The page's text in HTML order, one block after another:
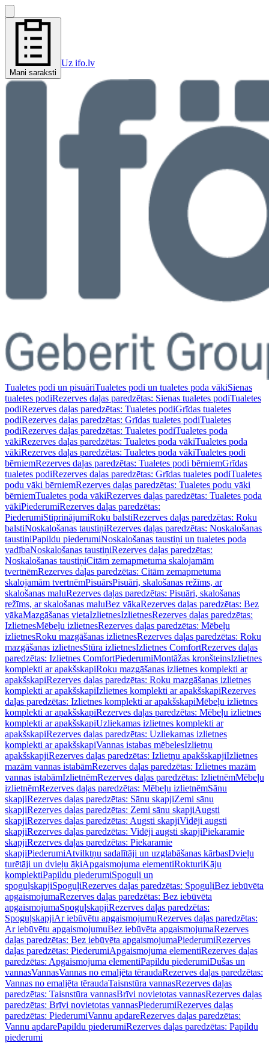
Mani saraksti
Uz ifo.lv
Tualetes podi un pisuāriTualetes podi un tualetes poda vākiSienas
tualetes podiRezerves daļas paredzētas: Sienas tualetes podiTualetes
podiRezerves daļas paredzētas: Tualetes podiGrīdas tualetes
podiRezerves daļas paredzētas: Grīdas tualetes podiTualetes
podiRezerves daļas paredzētas: Tualetes podiTualetes poda
vākiRezerves daļas paredzētas: Tualetes poda vākiTualetes poda
vākiRezerves daļas paredzētas: Tualetes poda vākiTualetes podi
bērniemRezerves daļas paredzētas: Tualetes podi bērniemGrīdas
tualetes podiRezerves daļas paredzētas: Grīdas tualetes podiTualetes
podu vāki bērniemRezerves daļas paredzētas: Tualetes podu vāki
bērniemTualetes poda vākiRezerves daļas paredzētas: Tualetes poda
vākiPiederumiRezerves daļas paredzētas:
PiederumiStiprinājumiRoku balstiRezerves daļas paredzētas: Roku
balstiNoskalošanas taustiņiRezerves daļas paredzētas: Noskalošanas
taustiņiPapildu piederumiNoskalošanas taustiņi un tualetes poda
vadībaNoskalošanas taustiņiRezerves daļas paredzētas:
Noskalošanas taustiņiCitām zemapmetuma skalojamām
tvertnēmRezerves daļas paredzētas: Citām zemapmetuma
skalojamām tvertnēmPisuārsPisuāri, skalošanas režīms, ar
skalošanas maluRezerves daļas paredzētas: Pisuāri, skalošanas
režīms, ar skalošanas maluBez vākaRezerves daļas paredzētas: Bez
vākaMazgāšanas vietaIzlietnesIzlietnesRezerves daļas paredzētas:
IzlietnesMēbeļu izlietnesRezerves daļas paredzētas: Mēbeļu
izlietnesRoku mazgāšanas izlietnesRezerves daļas paredzētas: Roku
mazgāšanas izlietnesStūra izlietnesIzlietnes ComfortRezerves daļas
paredzētas: Izlietnes ComfortPiederumiMontāžas kronšteinsIzlietnes
komplekti ar apakšskapiRoku mazgāšanas izlietnes komplekti ar
apakšskapiRezerves daļas paredzētas: Roku mazgāšanas izlietnes
komplekti ar apakšskapiIzlietnes komplekti ar apakšskapiRezerves
daļas paredzētas: Izlietnes komplekti ar apakšskapiMēbeļu izlietnes
komplekti ar apakšskapiRezerves daļas paredzētas: Mēbeļu izlietnes
komplekti ar apakšskapiUzliekamas izlietnes komplekti ar
apakšskapiRezerves daļas paredzētas: Uzliekamas izlietnes
komplekti ar apakšskapiVannas istabas mēbelesIzlietņu
apakšskapjiRezerves daļas paredzētas: Izlietņu apakšskapjiIzlietnes
mazām vannas istabāmRezerves daļas paredzētas: Izlietnes mazām
vannas istabāmIzlietnēmRezerves daļas paredzētas: IzlietnēmMēbeļu
izlietnēmRezerves daļas paredzētas: Mēbeļu izlietnēmSānu
skapjiRezerves daļas paredzētas: Sānu skapjiZemi sānu
skapjiRezerves daļas paredzētas: Zemi sānu skapjiAugsti
skapjiRezerves daļas paredzētas: Augsti skapjiVidēji augsti
skapjiRezerves daļas paredzētas: Vidēji augsti skapjiPiekaramie
skapjiRezerves daļas paredzētas: Piekaramie
skapjiPiederumiAtvilktņu sadalītāji un uzglabāšanas kārbasDvieļu
turētāji un dvieļu āķiApgaismojuma elementiRokturiKāju
komplektiPapildu piederumiSpoguļi un
spoguļskapjiSpoguļiRezerves daļas paredzētas: SpoguļiBez iebūvēta
apgaismojumaRezerves daļas paredzētas: Bez iebūvēta
apgaismojumaSpoguļskapjiRezerves daļas paredzētas:
SpoguļskapjiAr iebūvētu apgaismojumuRezerves daļas paredzētas:
Ar iebūvētu apgaismojumuBez iebūvēta apgaismojumaRezerves
daļas paredzētas: Bez iebūvēta apgaismojumaPiederumiRezerves
daļas paredzētas: PiederumiApgaismojuma elementiRezerves daļas
paredzētas: Apgaismojuma elementiPapildu piederumiDušas un
vannasVannasVannas no emaljēta tēraudaRezerves daļas paredzētas:
Vannas no emaljēta tēraudaTaisnstūra vannasRezerves daļas
paredzētas: Taisnstūra vannasBrīvi novietotas vannasRezerves daļas
paredzētas: Brīvi novietotas vannasPiederumiRezerves daļas
paredzētas: PiederumiVannu apdareRezerves daļas paredzētas:
Vannu apdarePapildu piederumiRezerves daļas paredzētas: Papildu
piederumi